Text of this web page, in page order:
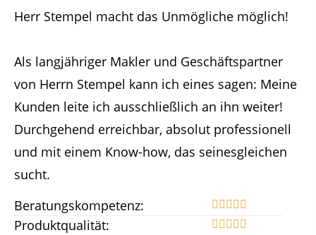
Herr Stempel macht das Unmögliche möglich!
Als langjähriger Makler und Geschäftspartner
von Herrn Stempel kann ich eines sagen: Meine
Kunden leite ich ausschließlich an ihn weiter!
Durchgehend erreichbar, absolut professionell
und mit einem Know-how, das seinesgleichen
sucht.
Beratungskompetenz:
Produktqualität: